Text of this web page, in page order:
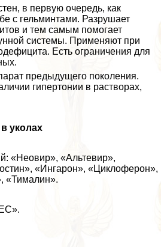
в первую очередь, как
с гельминтами. Разрушает
и тем самым помогает
системы. Применяют при
Есть ограничения для
предыдущего поколения.
гипертонии в растворах,
уколах
«Неовир», «Альтевир»,
«Ингарон», «Циклоферон»,
«Тималин».